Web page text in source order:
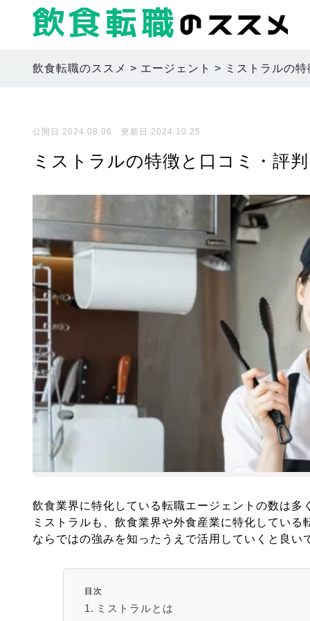
飲食転職のススメ > エージェント > ミストラルの
公開日 2024.08.06 更新日 2024.10.25
ミストラルの特徴と口コミ・評判
飲食業界に特化している転職エージェントの数は多
ミストラルも、飲食業界や外食産業に特化してい
ならではの強みを知ったうえで活用していくと良
目次
ミストラルとは